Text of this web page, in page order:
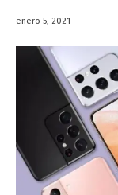
enero 5, 2021